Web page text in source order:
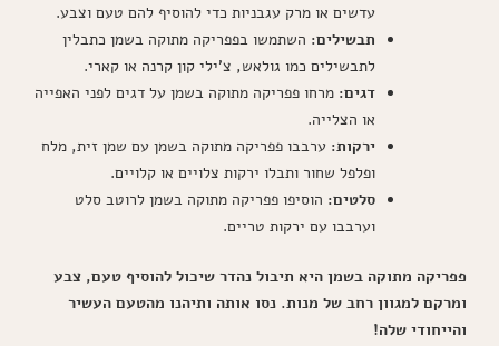
עדשים או מרק עגבניות כדי להוסיף להם טעם וצבע.
תבשילים: השתמשו בפפריקה מתוקה בשמן כתבלין
לתבשילים כמו גולאש, צ'ילי קון קרנה או קארי.
דגים: מרחו פפריקה מתוקה בשמן על דגים לפני האפייה
או הצלייה.
ירקות: ערבבו פפריקה מתוקה בשמן עם שמן זית, מלח
ופלפל שחור ותבלו ירקות צלויים או קלויים.
סלטים: הוסיפו פפריקה מתוקה בשמן לרוטב סלט
וערבבו עם ירקות טריים.
פפריקה מתוקה בשמן היא תיבול נהדר שיכול להוסיף טעם, צבע
ומרקם למגוון רחב של מנות. נסו אותה ותיהנו מהטעם העשיר
והייחודי שלה!